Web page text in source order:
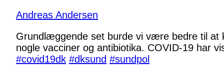
Andreas Andersen
Grundlæggende set burde vi være bedre til at
nogle vacciner og antibiotika. COVID-19 har
#covid19dk #dksund #sundpol